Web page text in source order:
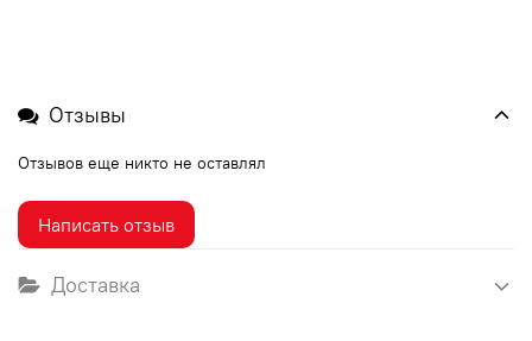
Отзывы
Отзывов еще никто не оставлял
Написать отзыв
Доставка